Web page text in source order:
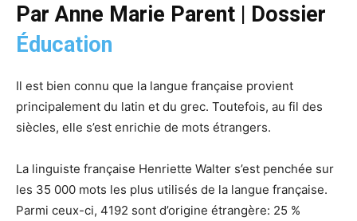
Par Anne Marie Parent | Dossier
Éducation
Il est bien connu que la langue française provient
principalement du latin et du grec. Toutefois, au fil des
siècles, elle s’est enrichie de mots étrangers.
La linguiste française Henriette Walter s’est penchée sur
les 35 000 mots les plus utilisés de la langue française.
Parmi ceux-ci, 4192 sont d’origine étrangère: 25 %